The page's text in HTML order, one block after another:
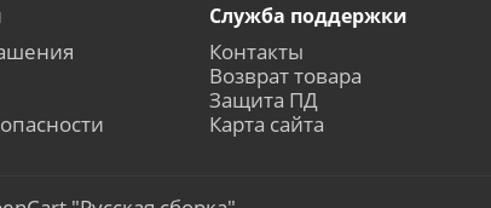
Служба поддержки
Контакты
Возврат товара
Защита ПД
Карта сайта